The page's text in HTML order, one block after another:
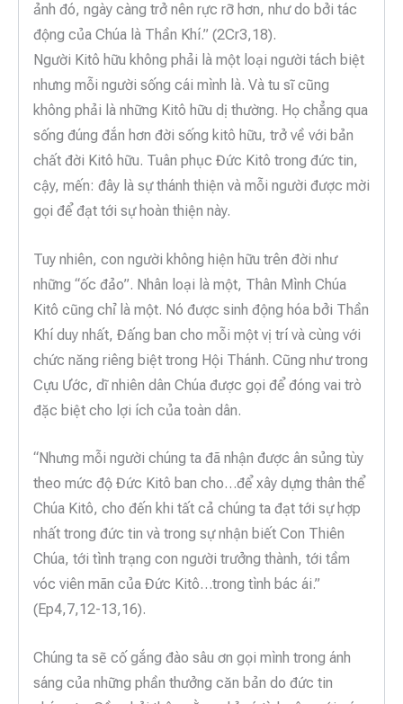
ảnh đó, ngày càng trở nên rực rỡ hơn, như do bởi tác
động của Chúa là Thần Khí.” (2Cr3,18).
Người Kitô hữu không phải là một loại người tách biệt
nhưng mỗi người sống cái mình là. Và tu sĩ cũng
không phải là những Kitô hữu dị thường. Họ chẳng qua
sống đúng đắn hơn đời sống kitô hữu, trở về với bản
chất đời Kitô hữu. Tuân phục Đức Kitô trong đức tin,
cậy, mến: đây là sự thánh thiện và mỗi người được mời
gọi để đạt tới sự hoàn thiện này.
Tuy nhiên, con người không hiện hữu trên đời như
những “ốc đảo”. Nhân loại là một, Thân Mình Chúa
Kitô cũng chỉ là một. Nó được sinh động hóa bởi Thần
Khí duy nhất, Đấng ban cho mỗi một vị trí và cùng với
chức năng riêng biệt trong Hội Thánh. Cũng như trong
Cựu Ước, dĩ nhiên dân Chúa được gọi để đóng vai trò
đặc biệt cho lợi ích của toàn dân.
“Nhưng mỗi người chúng ta đã nhận được ân sủng tùy
theo mức độ Đức Kitô ban cho…để xây dựng thân thể
Chúa Kitô, cho đến khi tất cả chúng ta đạt tới sự hợp
nhất trong đức tin và trong sự nhận biết Con Thiên
Chúa, tới tình trạng con người trưởng thành, tới tầm
vóc viên mãn của Đức Kitô…trong tình bác ái.”
(Ep4,7,12-13,16).
Chúng ta sẽ cố gắng đào sâu ơn gọi mình trong ánh
sáng của những phần thưởng căn bản do đức tin